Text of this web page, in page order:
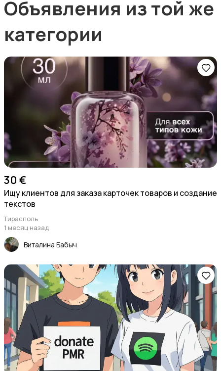
Объявления из той же
категории
30 €
Ищу клиентов для заказа карточек товаров и создание
текстов
Тирасполь
1 месяц назад
Виталина Бабыч